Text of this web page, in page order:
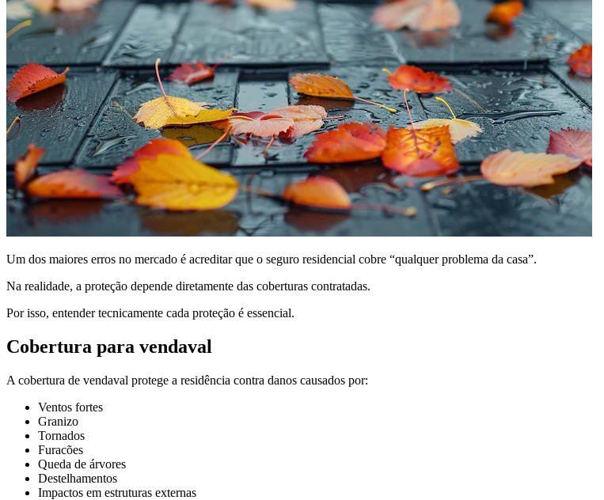
Um dos maiores erros no mercado é acreditar que o seguro residencial cobre “qualquer problema da casa”.
Na realidade, a proteção depende diretamente das coberturas contratadas.
Por isso, entender tecnicamente cada proteção é essencial.
Cobertura para vendaval
A cobertura de vendaval protege a residência contra danos causados por:
Ventos fortes
Granizo
Tornados
Furacões
Queda de árvores
Destelhamentos
Impactos em estruturas externas